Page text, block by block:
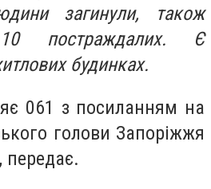
загинули, також
постраждалих. Є
будинках.
061 з посиланням на
голови Запоріжжя
передає.